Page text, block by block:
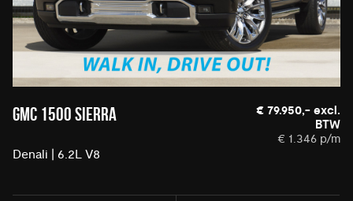
GMC 1500 SIERRA
Denali | 6.2L V8
€ 79.950,- excl.
BTW
€ 1.346 p/m